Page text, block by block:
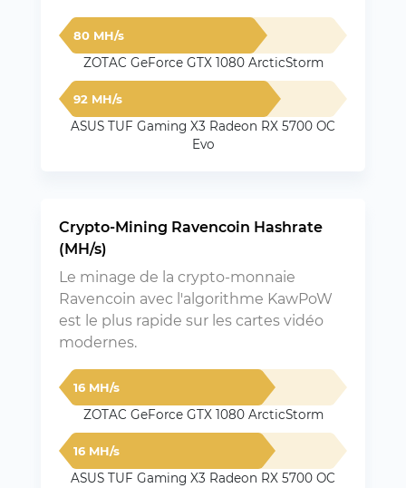
80 MH/s
ZOTAC GeForce GTX 1080 ArcticStorm
92 MH/s
ASUS TUF Gaming X3 Radeon RX 5700 OC
Evo
Crypto-Mining Ravencoin Hashrate
(MH/s)
Le minage de la crypto-monnaie
Ravencoin avec l'algorithme KawPoW
est le plus rapide sur les cartes vidéo
modernes.
16 MH/s
ZOTAC GeForce GTX 1080 ArcticStorm
16 MH/s
ASUS TUF Gaming X3 Radeon RX 5700 OC